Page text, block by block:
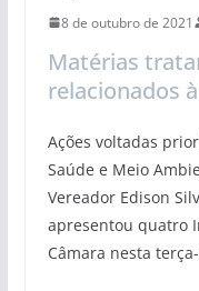
8 de outubro de 2021
Matérias
relacionados
Ações voltadas
Saúde e Meio
Vereador Edison
apresentou quatro
Câmara nesta